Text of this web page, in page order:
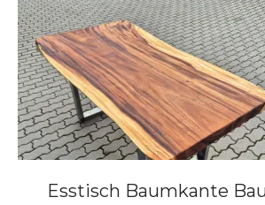
Esstisch Baumkante